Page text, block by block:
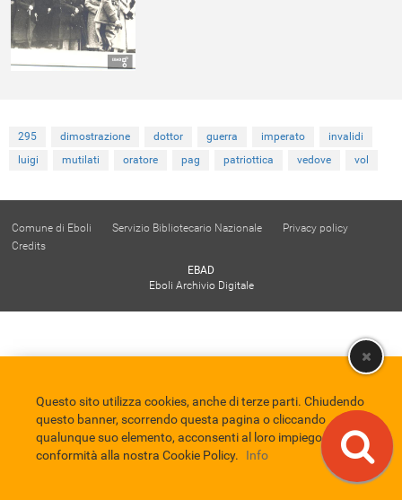
295 dimostrazione dottor guerra imperato
invalidi
luigi
mutilati oratore pag patriottica vedove vol
Comune di Eboli Servizio Bibliotecario Nazionale
Privacy policy
Credits
EBAD
Eboli Archivio Digitale
Questo sito utilizza cookies, anche di terze parti. Chiudendo
questo banner, scorrendo questa pagina o cliccando
qualunque suo elemento, acconsenti al loro impiego in
conformità alla nostra Cookie Policy.
Info